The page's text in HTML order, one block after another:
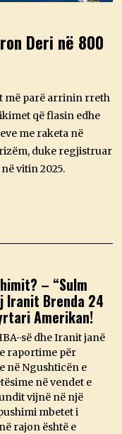
Deri në 800
më parë arrinin rreth
që flasin edhe
me raketa në
duke regjistruar
vitin 2025.
– “Sulm
Iranit Brenda 24
Amerikan!
së dhe Iranit janë
raportime për
në Ngushticën e
në vendet e
vijnë në një
mbetet i
rajon është e